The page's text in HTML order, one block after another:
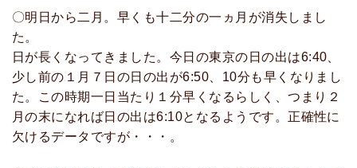
〇明日から二月。早くも十二分の一ヵ月が消失しまし
た。
日が長くなってきました。今日の東京の日の出は6:40、
少し前の１月７日の日の出が6:50、10分も早くなりまし
た。この時期一日当たり１分早くなるらしく、つまり２
月の末になれば日の出は6:10となるようです。正確性に
欠けるデータですが・・・。